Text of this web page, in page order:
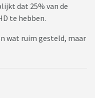
dat 25% van de
te hebben.
wat ruim gesteld, maar